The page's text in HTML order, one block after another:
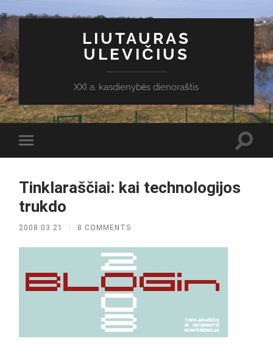
LIUTAURAS
ULEVIČIUS
XXI a. kasdienybės dienoraštis
Toggle
mobile
Tinklaraščiai: kai technologijos
trukdo
2008.03.21 / 8 COMMENTS